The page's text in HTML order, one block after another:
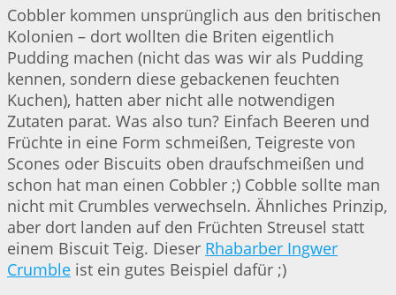
Cobbler kommen unsprünglich aus den britischen
Kolonien – dort wollten die Briten eigentlich
Pudding machen (nicht das was wir als Pudding
kennen, sondern diese gebackenen feuchten
Kuchen), hatten aber nicht alle notwendigen
Zutaten parat. Was also tun? Einfach Beeren und
Früchte in eine Form schmeißen, Teigreste von
Scones oder Biscuits oben draufschmeißen und
schon hat man einen Cobbler ;) Cobble sollte man
nicht mit Crumbles verwechseln. Ähnliches Prinzip,
aber dort landen auf den Früchten Streusel statt
einem Biscuit Teig. Dieser Rhabarber Ingwer
Crumble ist ein gutes Beispiel dafür ;)